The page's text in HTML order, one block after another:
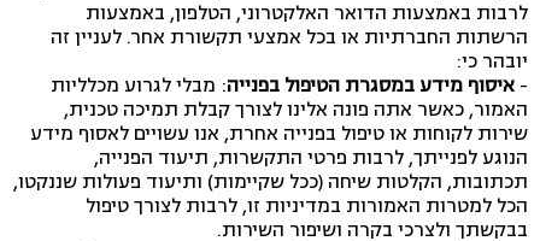
לרבות באמצעות הדואר האלקטרוני, הטלפון, באמצעות
הרשתות החברתיות או בכל אמצעי תקשורת אחר. לעניין זה
יובהר כי:
- איסוף מידע במסגרת הטיפול בפנייה: מבלי לגרוע מכלליות
האמור, כאשר אתה פונה אלינו לצורך קבלת תמיכה טכנית,
שירות לקוחות או טיפול בפנייה אחרת, אנו עשויים לאסוף מידע
הנוגע לפנייתך, לרבות פרטי התקשרות, תיעוד הפנייה,
תכתובות, הקלטות שיחה (ככל שקיימות) ותיעוד פעולות שננקטו,
הכל למטרות האמורות במדיניות זו, לרבות לצורך טיפול
בבקשתך ולצרכי בקרה ושיפור השירות.